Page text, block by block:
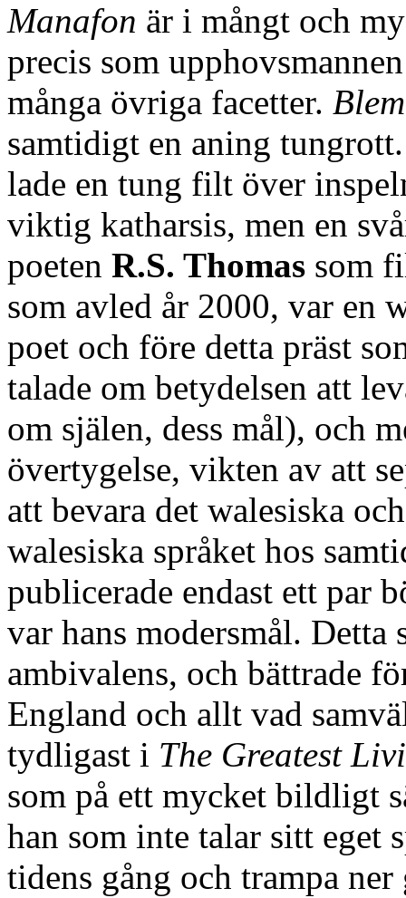
Manafon är i mångt och
precis som
många övriga facetter.
samtidigt en aning
lade en tung filt över
viktig katharsis, men en
poeten R.S. Thomas som
som avled år 2000, var en
poet och före detta präst
talade om betydelsen att
om själen, dess mål), och
övertygelse, vikten av att
att bevara det walesiska
walesiska språket hos
publicerade endast ett par
var hans modersmål. Detta
ambivalens, och bättrade
England och allt vad
tydligast i The Greatest
som på ett mycket bildligt
han som inte talar sitt eget
tidens gång och trampa